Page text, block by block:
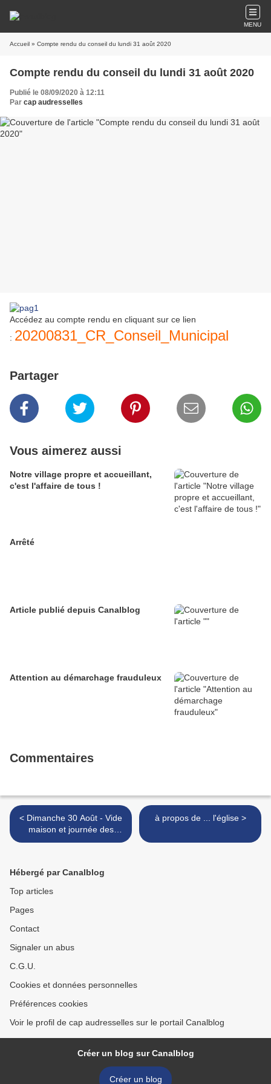
MENU
Accueil » Compte rendu du conseil du lundi 31 août 2020
Compte rendu du conseil du lundi 31 août 2020
Publié le 08/09/2020 à 12:11
Par cap audresselles
Accédez au compte rendu en cliquant sur ce lien
: 20200831_CR_Conseil_Municipal
Partager
Vous aimerez aussi
Notre village propre et accueillant,
c'est l'affaire de tous !
Arrêté
Article publié depuis Canalblog
Attention au démarchage frauduleux
Commentaires
< Dimanche 30 Août - Vide
maison et journée des
associations.
à propos de ... l'église >
Hébergé par Canalblog
Top articles
Pages
Contact
Signaler un abus
C.G.U.
Cookies et données personnelles
Préférences cookies
Voir le profil de cap audresselles sur le portail Canalblog
Créer un blog sur Canalblog
Créer un blog